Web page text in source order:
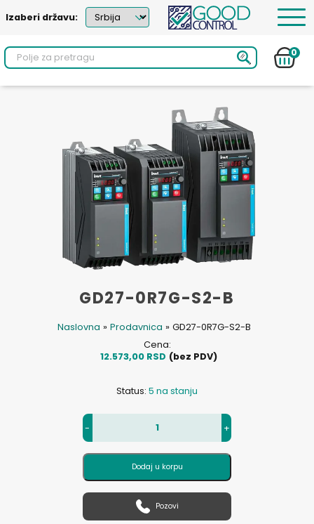
Izaberi državu:
0
GD27-0R7G-S2-B
Naslovna » Prodavnica » GD27-0R7G-S2-B
Cena:
12.573,00 RSD (bez PDV)
Status: 5 na stanju
- +
Dodaj u korpu
Pozovi